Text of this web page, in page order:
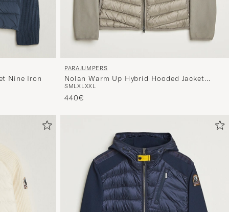
Nine Iron
PARAJUMPERS
Nolan Warm Up Hybrid Hooded Jacket
Nowhere
SMLXLXXL
440€